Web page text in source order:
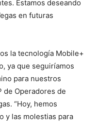
Estamos deseando
en futuras
la tecnología Mobile+
ya que seguiríamos
para nuestros
de Operadores de
“Hoy, hemos
y las molestias para